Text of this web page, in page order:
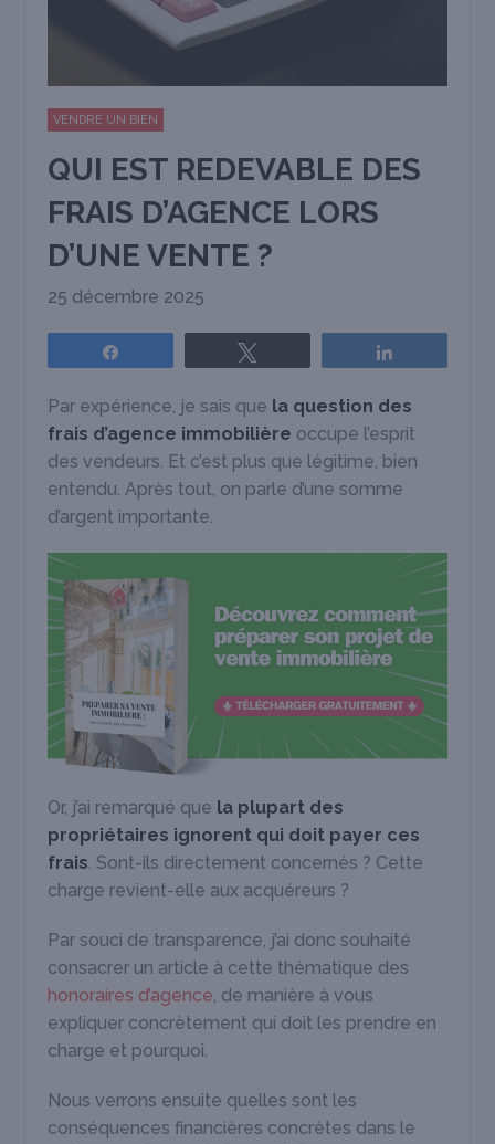
VENDRE UN BIEN
QUI EST REDEVABLE DES
FRAIS D’AGENCE LORS
D’UNE VENTE ?
25 décembre 2025
Par expérience, je sais que la question des
frais d’agence immobilière occupe l’esprit
des vendeurs. Et c’est plus que légitime, bien
entendu. Après tout, on parle d’une somme
d’argent importante.
Or, j’ai remarqué que la plupart des
propriétaires ignorent qui doit payer ces
frais. Sont-ils directement concernés ? Cette
charge revient-elle aux acquéreurs ?
Par souci de transparence, j’ai donc souhaité
consacrer un article à cette thématique des
honoraires d’agence, de manière à vous
expliquer concrètement qui doit les prendre en
charge et pourquoi.
Nous verrons ensuite quelles sont les
conséquences financières concrètes dans le